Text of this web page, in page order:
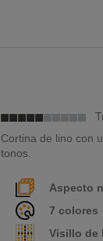
Cortina de lino con
tonos.
Aspecto
7 colores
Visillo de